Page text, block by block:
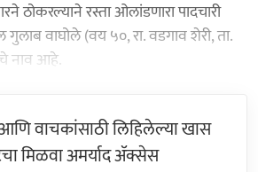
ठोकरल्याने रस्ता ओलांडणारा पादचारी
गुलाब वाघोले (वय ५०, रा. वडगाव शेरी, ता.
नाव आहे.
वाचकांसाठी लिहिलेल्या खास
मिळवा अमर्याद ॲक्सेस